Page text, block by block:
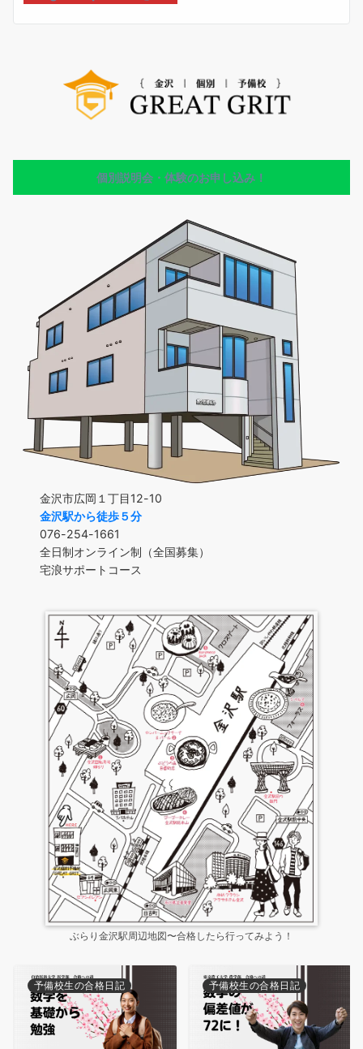
C 他県 2,000円/月
個別説明会・体験のお申し込み！
金沢市広岡１丁目12-10
金沢駅から徒歩５分
076-254-1661
全日制オンライン制（全国募集）
宅浪サポートコース
ぶらり金沢駅周辺地図〜合格したら行ってみよう！
予備校生の合格日記 予備校生の合格日記